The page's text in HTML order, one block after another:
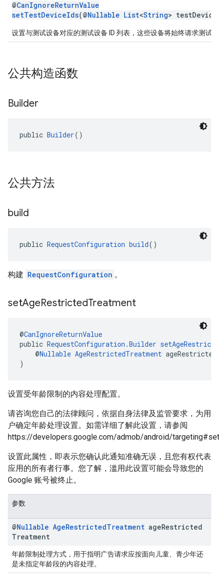
@CanIgnoreReturnValue
setTestDeviceIds(@Nullable List<String>
设置与测试设备对应的测试设备 ID 列表，这些设备将始终请求测试
公共构造函数
Builder
public Builder()
公共方法
build
public RequestConfiguration build()
构建 RequestConfiguration 。
setAgeRestrictedTreatment
@CanIgnoreReturnValue
public RequestConfiguration.Builder
@Nullable AgeRestrictedTreatment
)
设置受年龄限制的内容处理配置。
请咨询您自己的法律顾问，依据自身法律及监管要求，为用
户确定年龄处理设置。如需详细了解此设置，请参阅
https://developers.google.com/admob/android/
设置此属性，即表示您确认此通知准确无误，且您有权代表
应用的所有者行事。您了解，滥用此设置可能会导致您的
Google 账号被终止。
参数
@Nullable AgeRestrictedTreatment ageRestricted
Treatment
年龄限制处理方式，用于指明广告请求应按面向儿童、青少年还
是未指定年龄段的内容处理。